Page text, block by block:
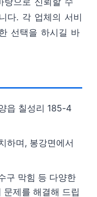
다. 각 업체의 서비
선택을 하시길 바
읍 칠성리 185-4
하며, 봉강면에서
구 막힘 등 다양한
문제를 해결해 드립